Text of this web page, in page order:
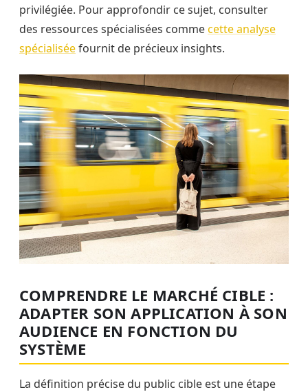
privilégiée. Pour approfondir ce sujet, consulter
des ressources spécialisées commecette analyse
spécialiséefournit de précieux insights.
COMPRENDRE LE MARCHÉ CIBLE :
ADAPTER SON APPLICATION À SON
AUDIENCE EN FONCTION DU
SYSTÈME
La définition précise du public cible est une étape